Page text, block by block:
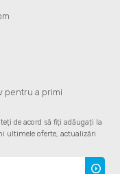
pentru a primi
de acord să fiți adăugați la
ultimele oferte, actualizări